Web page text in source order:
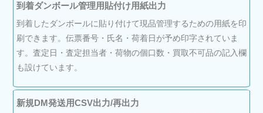
到着ダンボール管理用貼付け用紙出力
到着したダンボールに貼り付けて現品管理するための用紙を印
刷できます。伝票番号・氏名・荷着日が予め印字されていま
す。査定日・査定担当者・荷物の個口数・買取不可品の記入欄
も設けています。
新規DM発送用CSV出力/再出力